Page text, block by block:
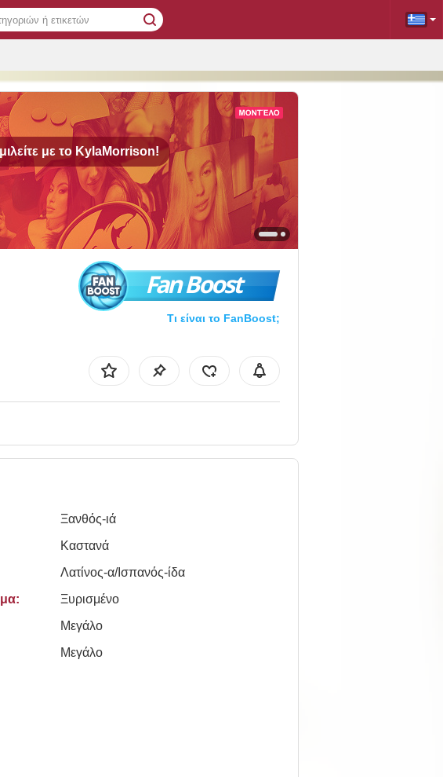
με το KylaMorrison!
Fan Boost
Τι είναι το FanBoost;
Ξανθός-ιά
Καστανά
Λατίνος-α/Ισπανός-ίδα
Ξυρισμένο
Μεγάλο
Μεγάλο